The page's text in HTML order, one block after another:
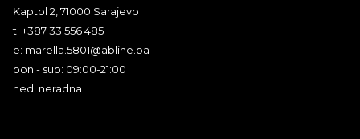
Kaptol 2, 71000 Sarajevo
t: +387 33 556 485
e: marella.5801@abline.ba
pon - sub: 09:00-21:00
ned: neradna